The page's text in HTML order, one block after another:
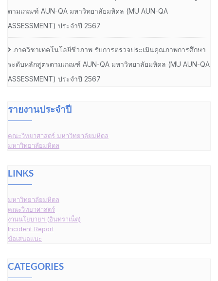
ตามเกณฑ์ AUN-QA มหาวิทยาลัยมหิดล (MU AUN-QA
ASSESSMENT) ประจำปี 2567
ภาควิชาเทคโนโลยีชีวภาพ รับการตรวจประเมินคุณภาพการศึกษา
ระดับหลักสูตรตามเกณฑ์ AUN-QA มหาวิทยาลัยมหิดล (MU AUN-QA
ASSESSMENT) ประจำปี 2567
รายงานประจำปี
คณะวิทยาศาสตร์ มหาวิทยาลัยมหิดล
มหาวิทยาลัยมหิดล
LINKS
มหาวิทยาลัยมหิดล
คณะวิทยาศาสตร์
งานนโยบายฯ (อินทราเน็ต)
Incident Report
ข้อเสนอแนะ
CATEGORIES